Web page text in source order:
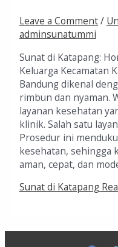
Leave a Comment/
adminsunatummi
Sunat di Katapang:
Keluarga Kecamatan
Bandung dikenal
rimbun dan nyaman.
layanan kesehatan
klinik. Salah satu
Prosedur ini
kesehatan, sehingga
aman, cepat, dan
Sunat di Katapang